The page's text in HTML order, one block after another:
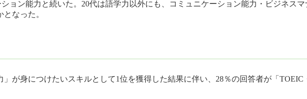
ョン能力と続いた。20代は語学力以外にも、コミュニケーション能力・ビジネス
なった。
が身につけたいスキルとして1位を獲得した結果に伴い、28％の回答者が「